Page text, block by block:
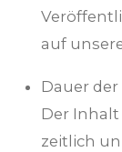
auf
Dauer
Der
zeitlich